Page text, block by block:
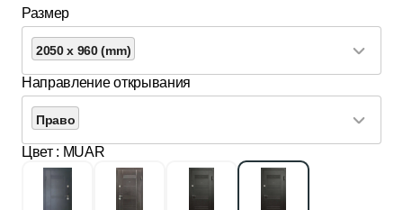
Размер
2050 x 960 (mm)
Направление открывания
Право
Цвет : MUAR